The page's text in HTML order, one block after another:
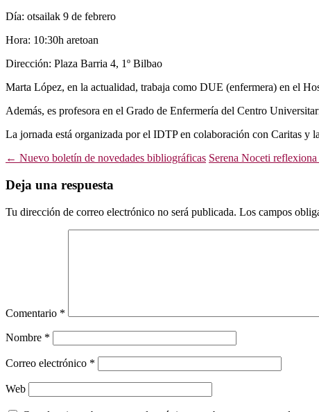
Día: otsailak 9 de febrero
Hora: 10:30h aretoan
Dirección: Plaza Barria 4, 1º Bilbao
Marta López, en la actualidad, trabaja como DUE (enfermera) en el
Además, es profesora en el Grado de Enfermería del Centro
La jornada está organizada por el IDTP en colaboración con Caritas y
Navegación
de
entradas
← Nuevo boletín de novedades bibliográficas Serena Noceti
Deja una respuesta
Tu dirección de correo electrónico no será publicada. Los campos
Comentario *
Nombre *
Correo electrónico *
Web